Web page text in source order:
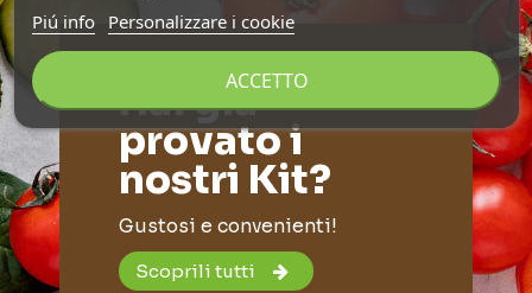
Hai già
provato i
nostri Kit?
Gustosi e convenienti!
Scoprili tutti
Piú info
Personalizzare i cookie
ACCETTO